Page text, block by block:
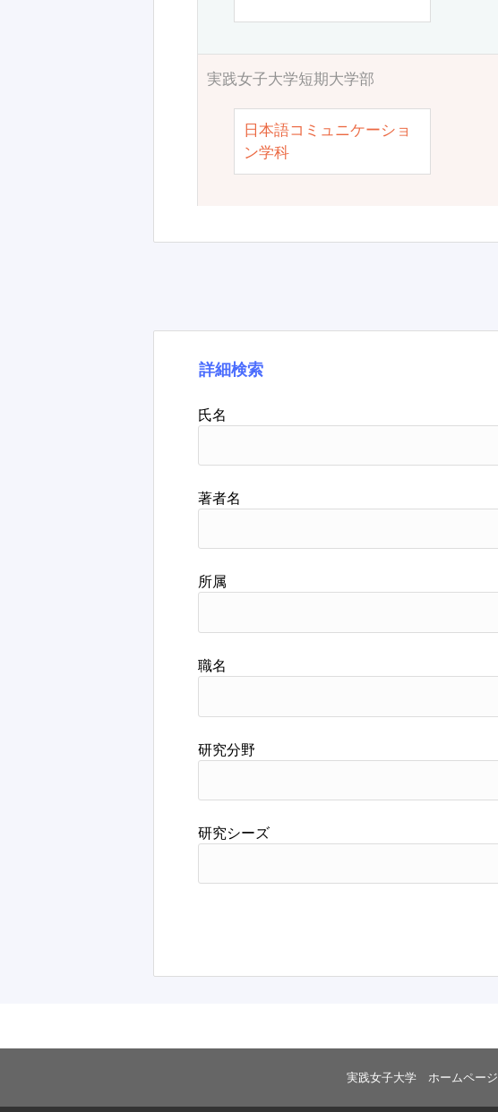
実践女子大学短期大学部
日本語コミュニケーショ
ン学科
詳細検索
氏名
著者名
所属
職名
研究分野
研究シーズ
実践女子大学 ホームページ